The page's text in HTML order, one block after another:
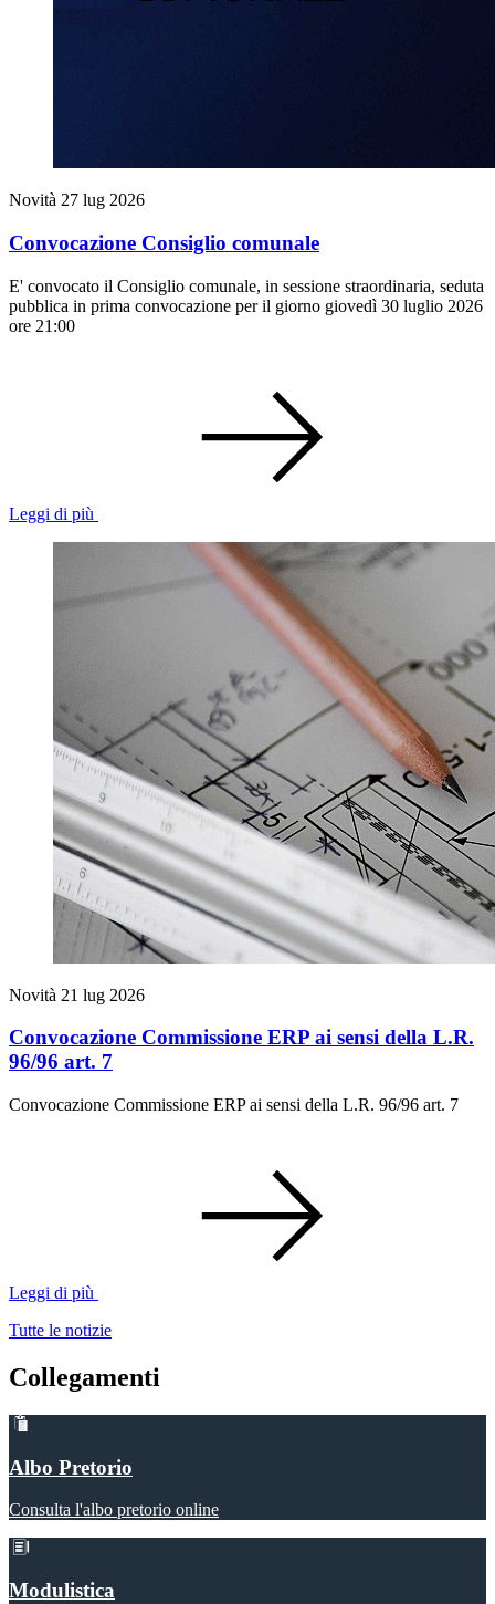
Novità 27 lug 2026
Convocazione Consiglio comunale
E' convocato il Consiglio comunale, in sessione straordinaria, seduta
pubblica in prima convocazione per il giorno giovedì 30 luglio 2026
ore 21:00
Leggi di più
Novità 21 lug 2026
Convocazione Commissione ERP ai sensi della L.R.
96/96 art. 7
Convocazione Commissione ERP ai sensi della L.R. 96/96 art. 7
Leggi di più
Tutte le notizie
Collegamenti
Albo Pretorio
Consulta l'albo pretorio online
Modulistica